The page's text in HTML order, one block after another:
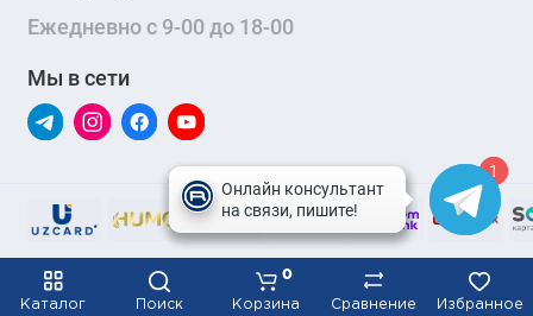
Каталог Поиск Корзина
0
Сравнение Избранное
Ежедневно с 9-00 до 18-00
Мы в сети
1
1